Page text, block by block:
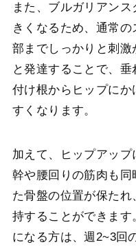
また、ブルガリアン
きくなるため、通常
部までしっかりと刺激
と発達することで、
付け根からヒップに
すくなります。
加えて、ヒップアッ
幹や腰回りの筋肉も
た骨盤の位置が保た
持することができま
になる方は、週2~3回